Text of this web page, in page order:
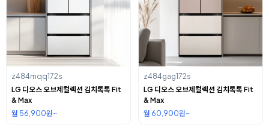
z484mqq172s
LG 디오스 오브제컬렉션 김치톡톡 Fit
& Max
월 56,900원~
z484gag172s
LG 디오스 오브제컬렉션 김치톡톡 Fit
& Max
월 60,900원~